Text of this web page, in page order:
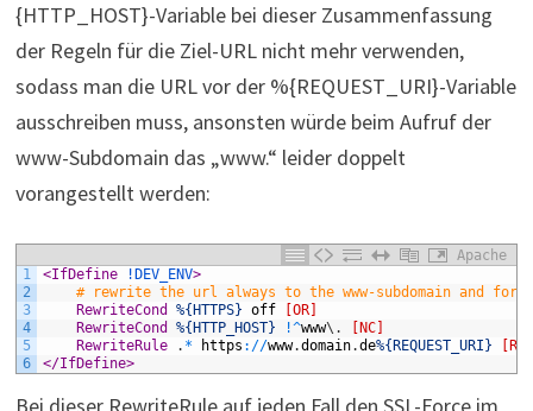
{HTTP_HOST}-Variable bei dieser Zusammenfassung
der Regeln für die Ziel-URL nicht mehr verwenden,
sodass man die URL vor der %{REQUEST_URI}-Variable
ausschreiben muss, ansonsten würde beim Aufruf der
www-Subdomain das „www.“ leider doppelt
vorangestellt werden:
Apache
1
2
3
4
5
6
<IfDefine !DEV_ENV>
# rewrite the url always to the www-subdomain and
	RewriteCond
%{HTTPS} off
[OR]
	RewriteCond
%{HTTP_HOST} !^www\ .
[NC]
	RewriteRule
. * https : //www.domain.de%{REQUEST_URI}
</IfDefine>